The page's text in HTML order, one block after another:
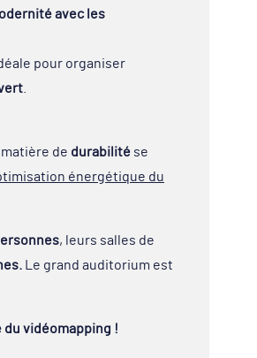
avec les
pour organiser
de durabilité se
énergétique du
, leurs salles de
Le grand auditorium est
du vidéomapping !